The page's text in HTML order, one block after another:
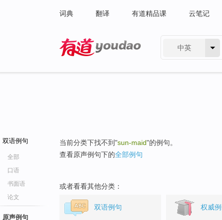
词典 翻译 有道精品课 云笔记
中英
双语例句
全部
口语
书面语
论文
原声例句
当前分类下找不到"sun-maid"的例句。
查看原声例句下的全部例句
或者看看其他分类：
双语例句 权威